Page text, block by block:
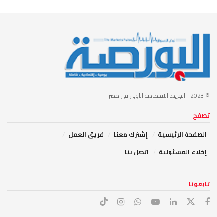
© 2023 - الجريدة الاقتصادية الأولى في مصر
تصفح
الصفحة الرئيسية
إشترك معنا
فريق العمل
إخلاء المسئولية
اتصل بنا
تابعونا